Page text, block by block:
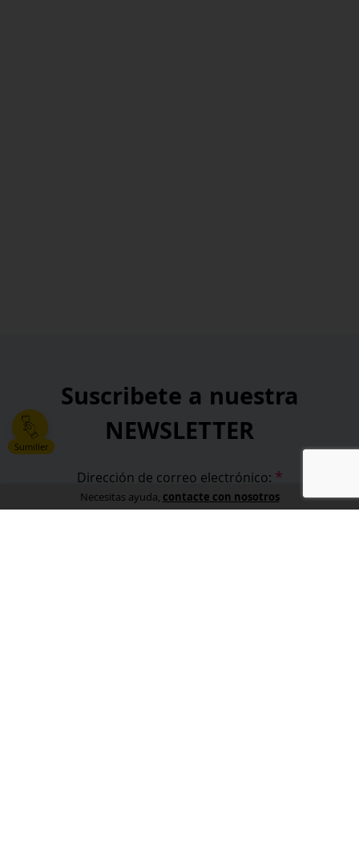
Sumiller
Suscribete a nuestra
NEWSLETTER
Dirección de correo electrónico: *
Necesitas ayuda, contacte con nosotros